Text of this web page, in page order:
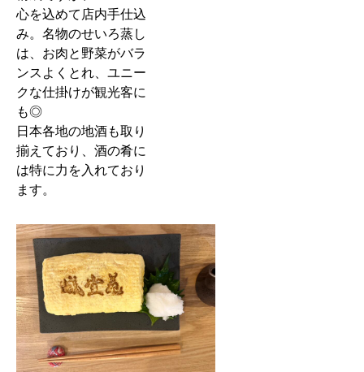
心を込めて店内手仕込
み。名物のせいろ蒸し
は、お肉と野菜がバラ
ンスよくとれ、ユニー
クな仕掛けが観光客に
も◎
日本各地の地酒も取り
揃えており、酒の肴に
は特に力を入れており
ます。